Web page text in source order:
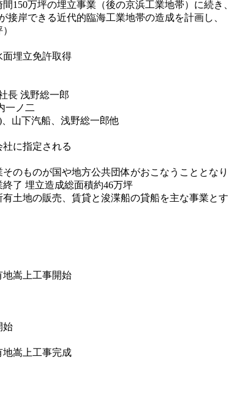
150万坪の埋立事業（後の京浜工業地帯）に続き、
接岸できる近代的臨海工業地帯の造成を計画し、
面埋立免許取得
長 浅野総一郎
一ノ二
山下汽船、浅野総一郎他
に指定される
のものが国や地方公共団体がおこなうこととなり
了 埋立造成総面積約46万坪
土地の販売、賃貸と浚渫船の貸船を主な事業とす
地嵩上工事開始
始
地嵩上工事完成